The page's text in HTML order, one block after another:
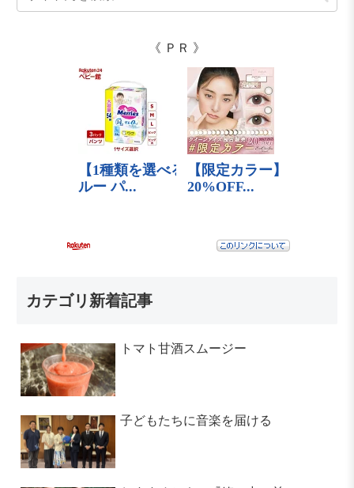
《 ＰＲ 》
カテゴリ新着記事
トマト甘酒スムージー
子どもたちに音楽を届ける